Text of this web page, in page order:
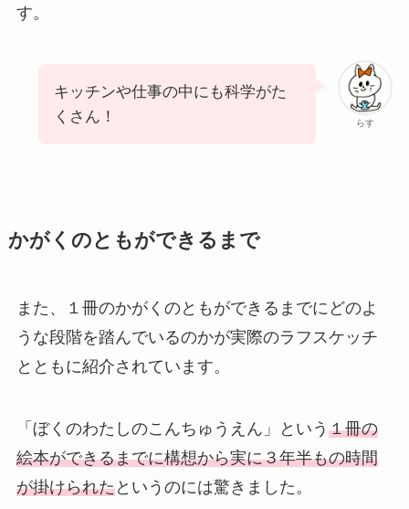
す。
らす
キッチンや仕事の中にも科学がた
くさん！
かがくのともができるまで
また、１冊のかがくのともができるまでにどのよ
うな段階を踏んでいるのかが実際のラフスケッチ
とともに紹介されています。
「ぼくのわたしのこんちゅうえん」という １冊の
絵本ができるまでに構想から実に３年半もの時間
が掛けられたというのには驚きました。